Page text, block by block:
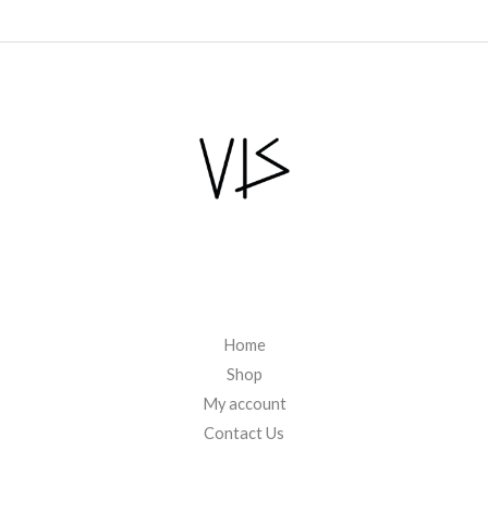
Home
Shop
My account
Contact Us